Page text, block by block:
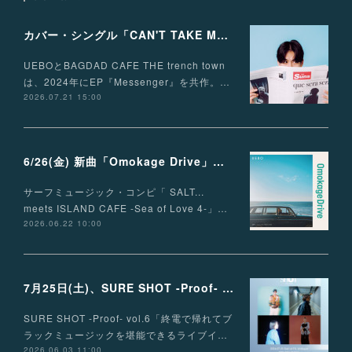
カバー・シングル「CAN'T TAKE MY EYES OFF OF YOU」配信リリース！
UEBOとBAGDAD CAFE THE trench town
は、2024年にEP『Messenger』を共作。…
2026.07.21 15:00
6/26(金) 新曲「Omokage Drive」リリース決定
サーフミュージック・コンピ「 SALT...
meets ISLAND CAFE -Sea of Love 4-」…
2026.06.22 10:00
7月25日(土)、SURE SHOT -Proof- vol.6 出演決定！
SURE SHOT -Proof- vol.6「終電で帰れてブ
ラックミュージックを堪能できるライブイ…
2026.06.03 11:00